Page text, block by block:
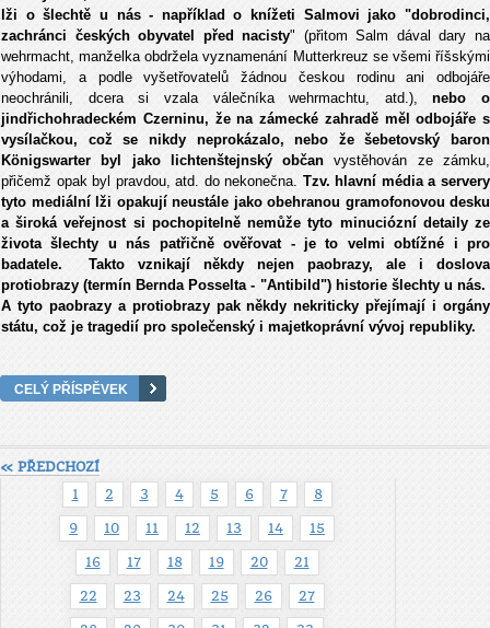
lži o šlechtě u nás - například o knížeti Salmovi jako "dobrodinci,
zachránci českých obyvatel před nacisty" (přitom Salm dával dary na
wehrmacht, manželka obdržela vyznamenání Mutterkreuz se všemi říšskými
výhodami, a podle vyšetřovatelů žádnou českou rodinu ani odbojáře
neochránili, dcera si vzala válečníka wehrmachtu, atd.),nebo o
jindřichohradeckém Czerninu, že na zámecké zahradě měl odbojáře s
vysílačkou, což se nikdy neprokázalo, nebo že šebetovský baron
Königswarter byl jako lichtenštejnský občanvystěhován ze zámku,
přičemž opak byl pravdou, atd. do nekonečna. Tzv. hlavní média a servery
tyto mediální lži opakují neustále jako obehranou gramofonovou desku
a široká veřejnost si pochopitelně nemůže tyto minuciózní detaily ze
života šlechty u nás patřičně ověřovat - je to velmi obtížné i pro
badatele. Takto vznikají někdy nejen paobrazy, ale i doslova
protiobrazy (termín Bernda Posselta - "Antibild") historie šlechty u nás.
A tyto paobrazy a protiobrazy pak někdy nekriticky přejímají i orgány
státu, což je tragedií pro společenský i majetkoprávní vývoj republiky.
CELÝ PŘÍSPĚVEK
« PŘEDCHOZÍ
1
2 3 4 5 6 7 8
9 10 11 12 13 14 15
16 17 18 19 20 21
22 23 24 25 26 27